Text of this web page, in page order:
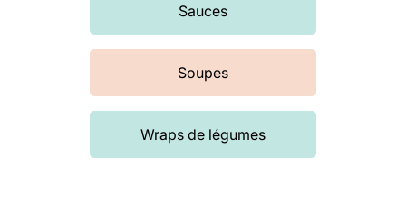
Sauces
Soupes
Wraps de légumes